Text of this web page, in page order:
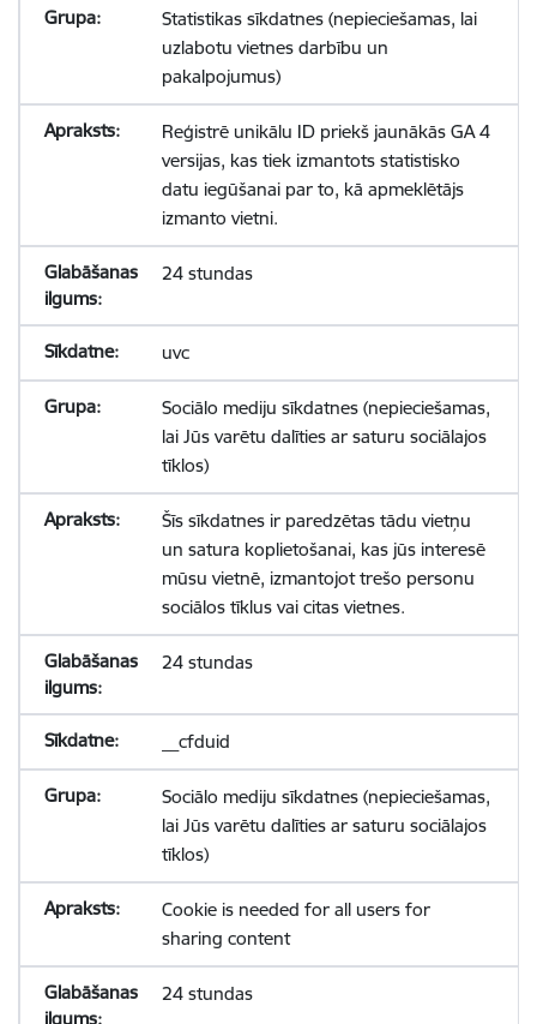
Statistikas sīkdatnes (nepieciešamas, lai
uzlabotu vietnes darbību un
pakalpojumus)
Reģistrē unikālu ID priekš jaunākās GA 4
versijas, kas tiek izmantots statistisko
datu iegūšanai par to, kā apmeklētājs
izmanto vietni.
24 stundas
uvc
Sociālo mediju sīkdatnes (nepieciešamas,
lai Jūs varētu dalīties ar saturu sociālajos
tīklos)
Šīs sīkdatnes ir paredzētas tādu vietņu
un satura koplietošanai, kas jūs interesē
mūsu vietnē, izmantojot trešo personu
sociālos tīklus vai citas vietnes.
24 stundas
__cfduid
Sociālo mediju sīkdatnes (nepieciešamas,
lai Jūs varētu dalīties ar saturu sociālajos
tīklos)
Cookie is needed for all users for
sharing content
24 stundas